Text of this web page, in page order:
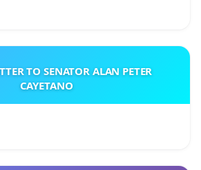
TO SENATOR ALAN PETER
CAYETANO